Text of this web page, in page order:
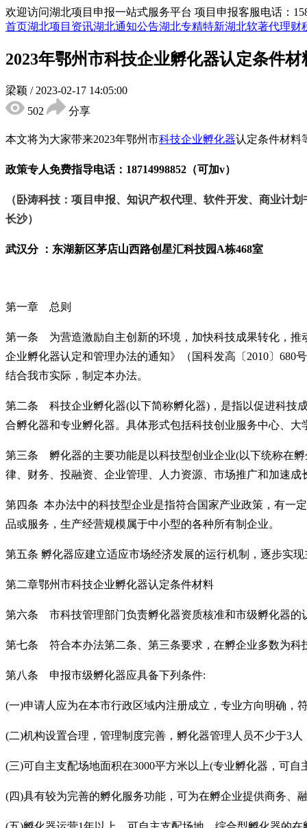
欢迎访问湖北项目申报一站式服务平台 项目申报客服电话：
首页湖北项目资讯湖北通知公告湖北专精特新湖北软著代理财
2023年鄂州市科技企业孵化器认定条件材
梁颖 / 2023-02-17 14:05:00
502
分享
本文将为大家带来2023年鄂州市科技企业孵化器认定条件材料
政策专人免费指导电话： 18714998852（可加v）
（卧涛科技：项目申报、知识产权代理、软件开发、商业计
长沙）
武汉分 ：东湖新区茅店山西路创星汇科技园 A栋468室
第一章 总则
第一条 为营造激励自主创新的环境，加快科技成果转化，推
企业孵化器认定和管理办法的通知》（国科发高〔 2010〕680
结合我市实际，制定本办法。
第二条 科技企业孵化器(以下简称孵化器)，是指以促进科技
合孵化器和专业孵化器。具体形式包括科技创业服务中心、
第三条 孵化器的主要功能是以科技型创业企业(以下统称在
律、财务、投融资、企业管理、人力资源、市场推广和加速
第四条 本办法中的科技型企业是指符合国家产业政策，有一
品或服务，生产经营规模属于中小型的各种所有制企业。
第五条 孵化器应建立适应市场经济发展的运行机制，逐步实
第二章鄂州市科技企业孵化器认定条件材料
第六条 市科技管理部门负责孵化器资质核准和市级孵化器的
第七条 符合本办法第二条、第三条要求，在孵企业多数为科
第八条 申报市级孵化器应具备下列条件:
(一)申请人应为在本市行政区域内注册成立，专业方向明确，
(二)机构设置合理，管理制度完善，孵化器管理人员不少于3
(三)可自主支配场地面积在3000平方米以上(专业孵化器，可
(四)具有较为完善的孵化服务功能，可为在孵企业提供商务、